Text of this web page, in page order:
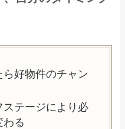
好物件のチャン
テージにより必
わる